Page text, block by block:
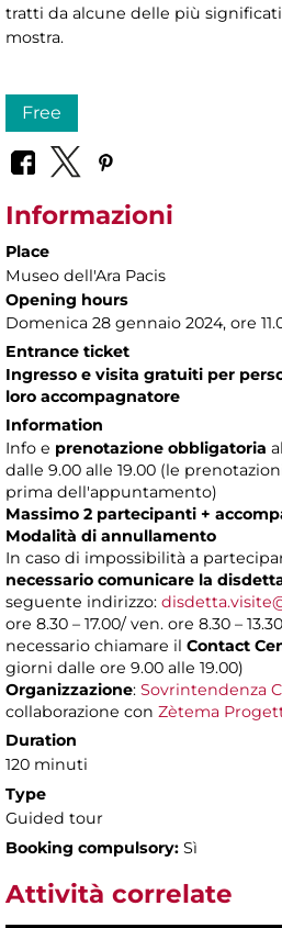
tratti da alcune delle più
mostra.
Free
Informazioni
Place
Museo dell'Ara Pacis
Opening hours
Domenica 28 gennaio 2024, ore
Entrance ticket
Ingresso e visita gratuiti per
loro accompagnatore
Information
Info e prenotazione obbligatoria
dalle 9.00 alle 19.00 (le
prima dell'appuntamento)
Massimo 2 partecipanti +
Modalità di annullamento
In caso di impossibilità a
necessario comunicare la
seguente indirizzo:
ore 8.30 – 17.00/ ven. ore 8.30 –
necessario chiamare il Contact
giorni dalle ore 9.00 alle 19.00)
Organizzazione: Sovrintendenza
collaborazione con Zètema
Duration
120 minuti
Type
Guided tour
Booking compulsory: Sì
Attività correlate